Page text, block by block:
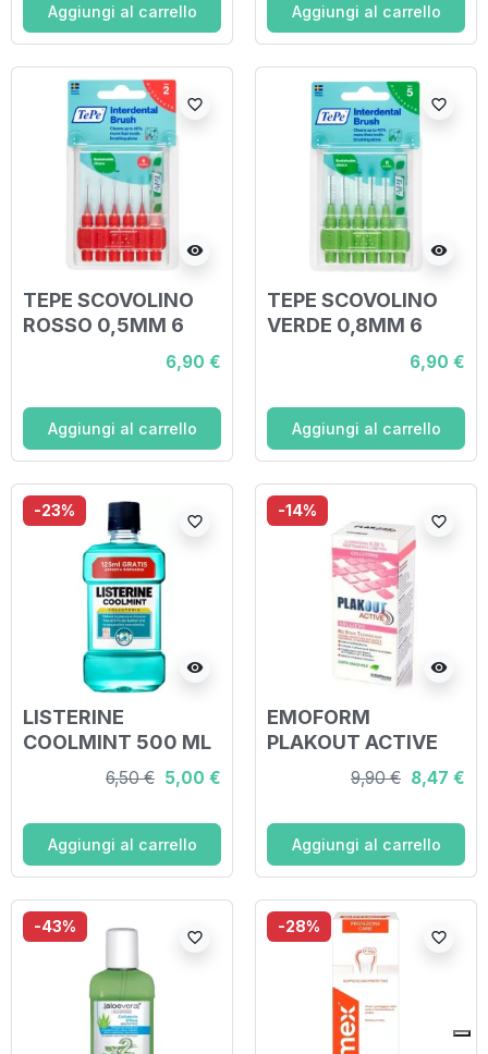
Aggiungi al carrello Aggiungi al carrello
visibility
favorite_border
TEPE SCOVOLINO
ROSSO 0,5MM 6
6,90 €
Aggiungi al carrello
visibility
favorite_border
TEPE SCOVOLINO
VERDE 0,8MM 6
6,90 €
Aggiungi al carrello
-23%
visibility
favorite_border
LISTERINE
COOLMINT 500 ML
6,50 € 5,00 €
Aggiungi al carrello
-14%
visibility
favorite_border
EMOFORM
PLAKOUT ACTIVE
SOLLIEVO 200 ML
9,90 € 8,47 €
Aggiungi al carrello
-43%
favorite_border
-28%
favorite_border